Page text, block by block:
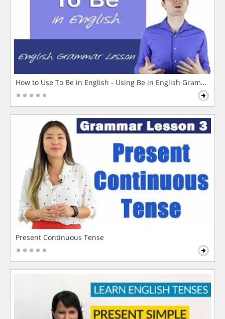
How to Use To Be in English - Using Be in English Grammar
Present Continuous Tense